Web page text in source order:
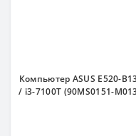
Компьютер ASUS E520-
/ i3-7100T (90MS0151-